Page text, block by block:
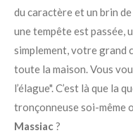
du caractère et un brin
une tempête est passée,
simplement, votre grand
toute la maison. Vous
l’élague". C’est là que la
tronçonneuse soi-même
Massiac?